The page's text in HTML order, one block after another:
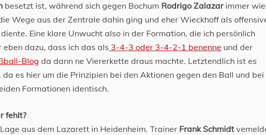
besetzt ist, während sich gegen Bochum Rodrigo Zalazarimmer
Wege aus der Zentrale dahin ging und eher Wieckhoff als
Eine klare Unwucht also in der Formation, die ich persönlich
dazu, dass ich das als 3-4-3 oder 3-4-2-1 benenne und der
Blog da dann ne Viererkette draus machte. Letztendlich ist es
es hier um die Prinzipien bei den Aktionen gegen den Ball und bei
Formationen identisch.
fehlt?
aus dem Lazarett in Heidenheim. Trainer Frank Schmidt